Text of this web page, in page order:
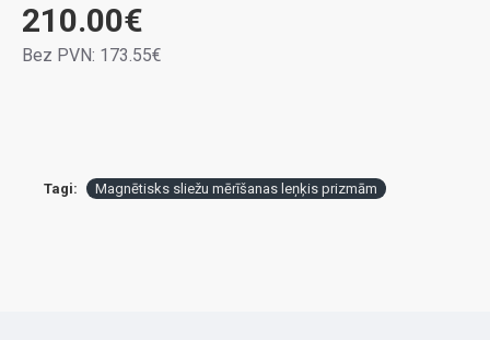
210.00€
Bez PVN: 173.55€
Tagi: Magnētisks sliežu mērīšanas leņķis prizmām